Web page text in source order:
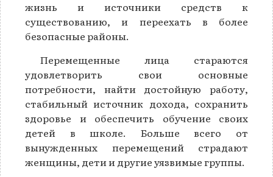
жизнь и источники средств к
существованию, и переехать в более
безопасные районы.
Перемещенные лица стараются
удовлетворить свои основные
потребности, найти достойную работу,
стабильный источник дохода, сохранить
здоровье и обеспечить обучение своих
детей в школе. Больше всего от
вынужденных перемещений страдают
женщины, дети и другие уязвимые группы.